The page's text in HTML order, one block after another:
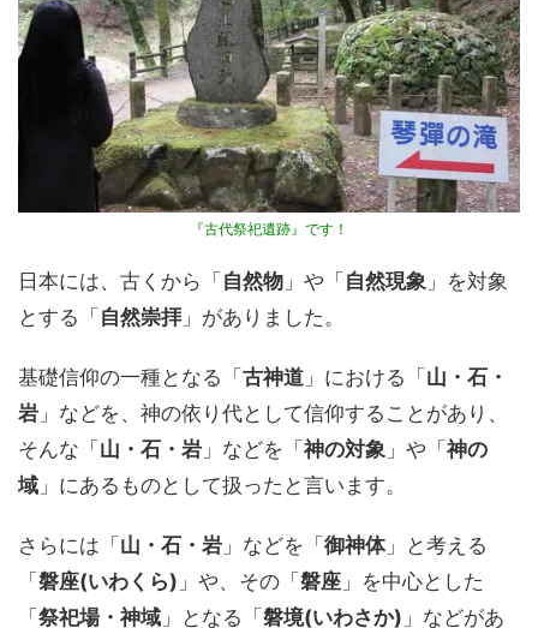
『古代祭祀遺跡』です！
日本には、古くから「 自然物 」や「 自然現象 」を対象
とする「 自然崇拝」がありました。
基礎信仰の一種となる「 古神道 」における「 山・石・
岩 」などを、神の依り代として信仰することがあり、
そんな「 山・石・岩 」などを「 神の対象 」や「 神の
域 」にあるものとして扱ったと言います。
さらには「 山・石・岩 」などを「 御神体」と考える
「 磐座(いわくら) 」や、その「 磐座 」を中心とした
「 祭祀場・神域 」となる「 磐境(いわさか) 」などがあ